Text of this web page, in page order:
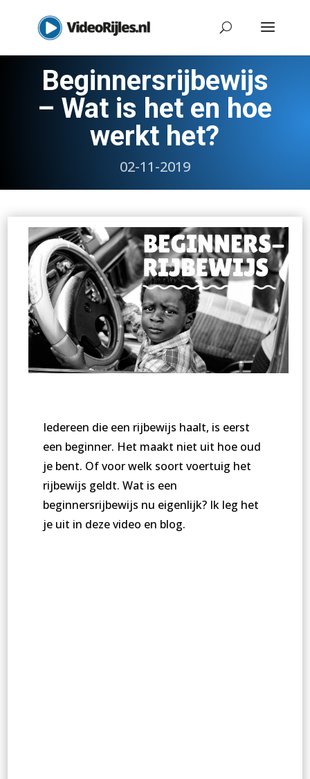
Beginnersrijbewijs
– Wat is het en hoe
werkt het?
02-11-2019
Iedereen die een rijbewijs haalt, is eerst
een beginner. Het maakt niet uit hoe oud
je bent. Of voor welk soort voertuig het
rijbewijs geldt. Wat is een
beginnersrijbewijs nu eigenlijk? Ik leg het
je uit in deze video en blog.